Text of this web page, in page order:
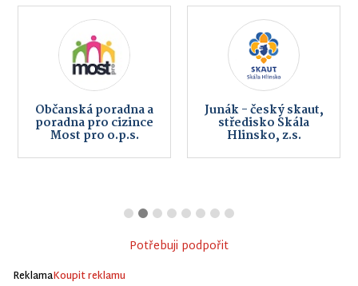
Občanská poradna a
poradna pro cizince
Most pro o.p.s.
Junák - český skaut,
středisko Skála
Hlinsko, z.s.
Potřebuji podpořit
ReklamaKoupit reklamu